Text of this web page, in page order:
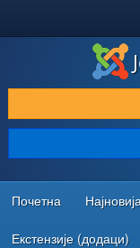
ПРЕУЗИМАЊЕ И
ОТКРИЈТЕ И НАУЧИТЕ
ЗАЈЕДНИЦА И
РЕСУРСИ ЗА РАЗВОЈ
Почетна
Екстензије (додаци)